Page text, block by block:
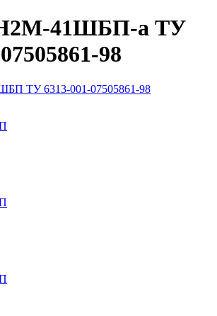
41ШБП-а ТУ
98